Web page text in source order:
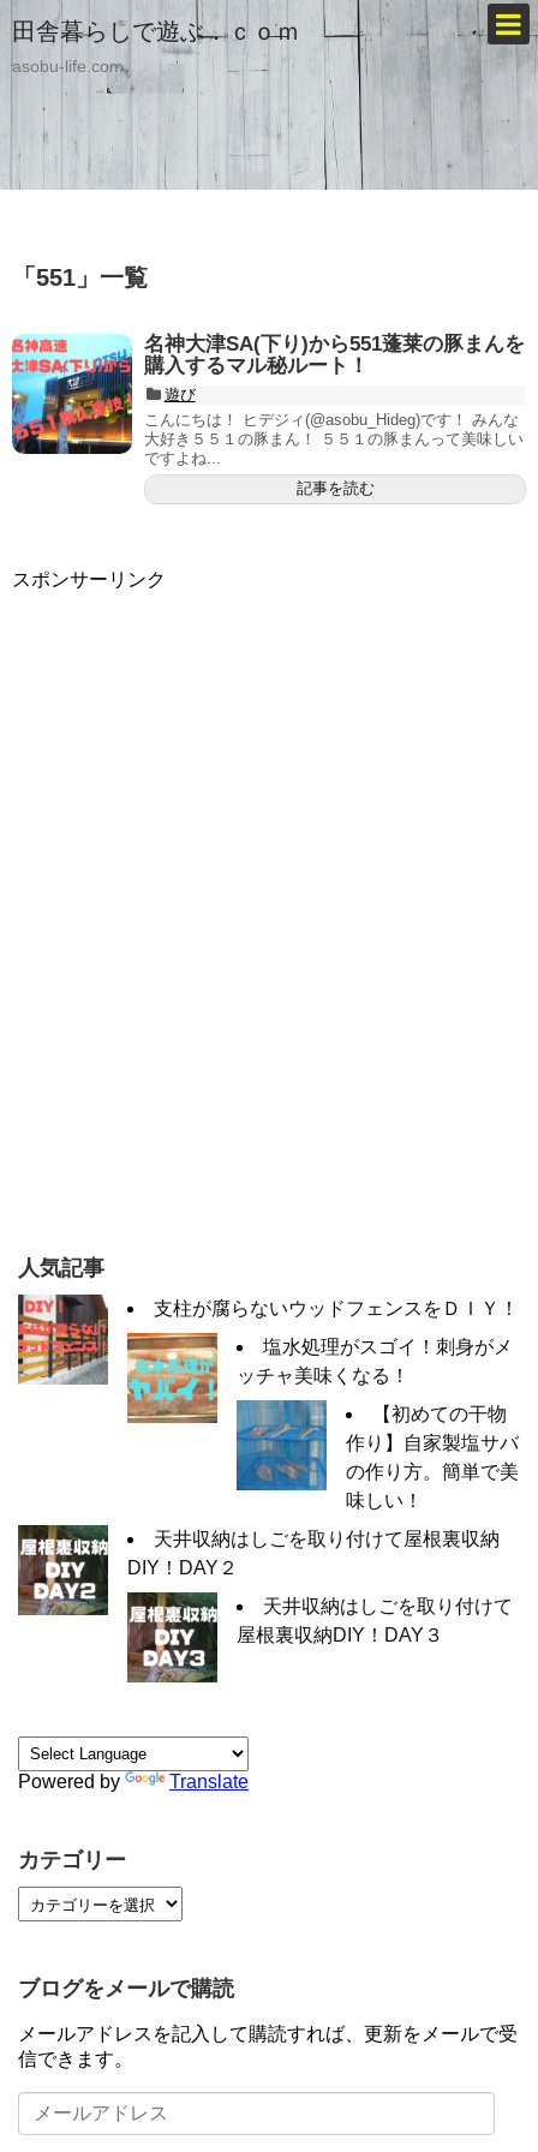
田舎暮らしで遊ぶ．ｃｏｍ
asobu-life.com
「 551 」 一覧
名神大津SA(下り)から551蓬莱の豚まんを
購入するマル秘ルート！
遊び
こんにちは！ ヒデジィ(@asobu_Hideg)です！ みんな
大好き５５１の豚まん！ ５５１の豚まんって美味しい
ですよね...
記事を読む
スポンサーリンク
人気記事
支柱が腐らないウッドフェンスをＤＩＹ！
塩水処理がスゴイ！刺身がメ
ッチャ美味くなる！
【初めての干物
作り】自家製塩サバ
の作り方。簡単で美
味しい！
天井収納はしごを取り付けて屋根裏収納
DIY！DAY２
天井収納はしごを取り付けて
屋根裏収納DIY！DAY３
Powered by Translate
カテゴリー
ブログをメールで購読
メールアドレスを記入して購読すれば、更新をメールで受
信できます。
メ
ー